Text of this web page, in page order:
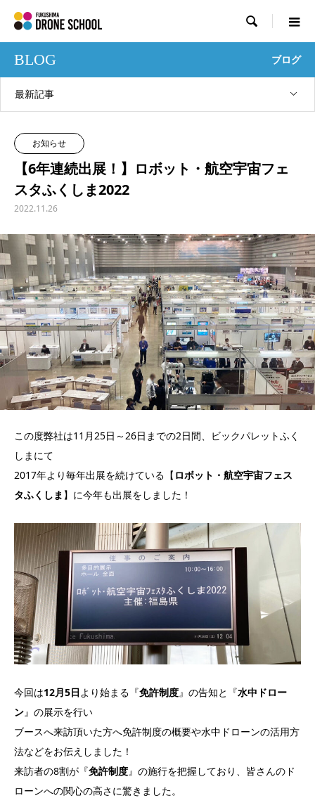

BLOG ブログ
最新記事
お知らせ
【6年連続出展！】ロボット・航空宇宙フェ
スタふくしま2022
2022.11.26
この度弊社は11月25日～26日までの2日間、ビックパレットふく
しまにて
2017年より毎年出展を続けている【 ロボット・航空宇宙フェス
タふくしま 】に今年も出展をしました！
今回は12月5日より始まる『免許制度』の告知と『水中ドロー
ン』の展示を行い
ブースへ来訪頂いた方へ免許制度の概要や水中ドローンの活用方
法などをお伝えしました！
来訪者の8割が『免許制度』の施行を把握しており、皆さんのド
ローンへの関心の高さに驚きました。